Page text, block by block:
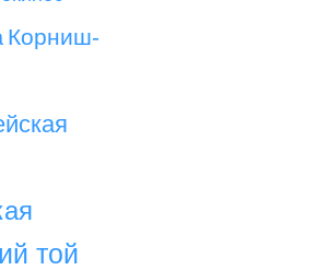
Корниш-
той